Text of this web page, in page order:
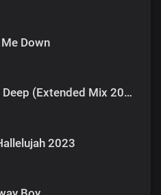
Down
HilalDeep - Soft Deep (Extended Mix 2024)
2023